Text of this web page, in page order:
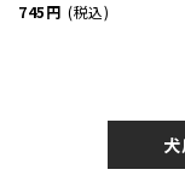
745円 (税込)